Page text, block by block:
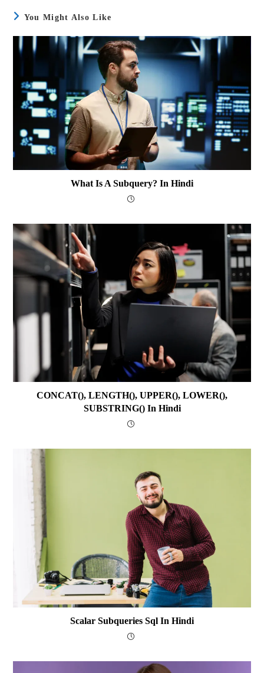
You Might Also Like
What Is A Subquery? In Hindi
CONCAT(), LENGTH(), UPPER(), LOWER(),
SUBSTRING() In Hindi
Scalar Subqueries Sql In Hindi